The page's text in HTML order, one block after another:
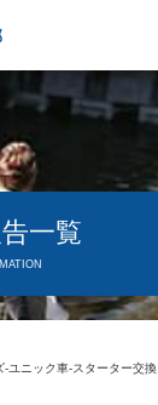
口31-1
一覧
-ユニック車-スターター交換